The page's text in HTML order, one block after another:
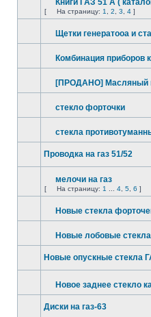
Книги ГАЗ 51 А (
[ На страницу: 1 2 3 4 ]
Щетки генератооа и
Комбинация приборов
[ПРОДАНО] Масляный
стекло форточки
стекла
Проводка на газ 51/52
мелочи на газ
[ На страницу: 1 4 5 6 ]
Новые стекла
Новые лобовые
Новые опускные стекла
Новое заднее стекло
Диски на газ-63